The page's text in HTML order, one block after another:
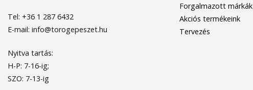
Tel: +36 1 287 6432
E-mail: info@torogepeszet.hu
Nyitva tartás:
H-P: 7-16-ig;
SZO: 7-13-ig
Forgalmazott márkák
Akciós termékeink
Tervezés